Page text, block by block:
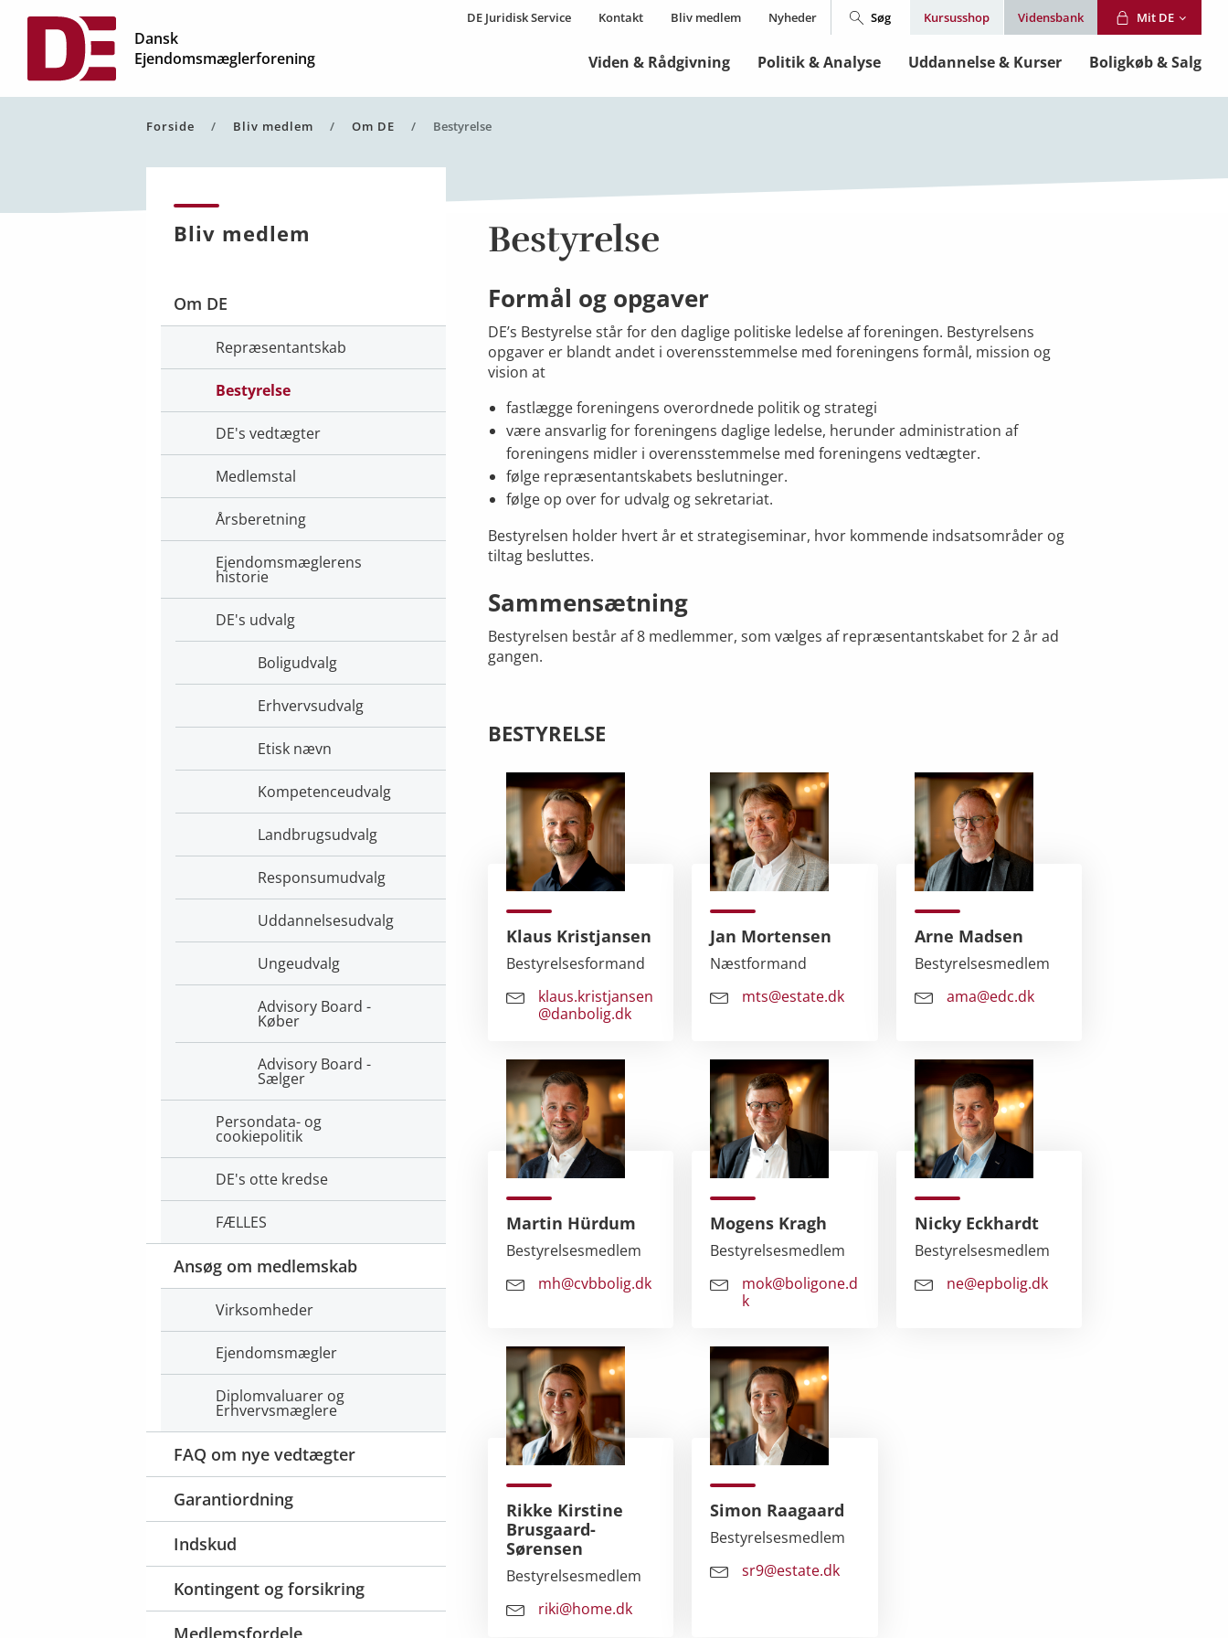
Dansk
Ejendomsmæglerforening
DE Juridisk Service Kontakt Bliv medlem Nyheder Søg Kursusshop Vidensbank Mit DE
Viden & Rådgivning Politik & Analyse Uddannelse & Kurser Boligkøb & Salg
Forside Bliv medlem Om DE Aktuel side:
Bestyrelse
Bliv medlem
Om DE
Repræsentantskab
Bestyrelse
DE's vedtægter
Medlemstal
Årsberetning
Ejendomsmæglerens
historie
DE's udvalg
Boligudvalg
Erhvervsudvalg
Etisk nævn
Kompetenceudvalg
Landbrugsudvalg
Responsumudvalg
Uddannelsesudvalg
Ungeudvalg
Advisory Board -
Køber
Advisory Board -
Sælger
Persondata- og
cookiepolitik
DE's otte kredse
FÆLLES
Ansøg om medlemskab
Virksomheder
Ejendomsmægler
Diplomvaluarer og
Erhvervsmæglere
FAQ om nye vedtægter
Garantiordning
Indskud
Kontingent og forsikring
Medlemsfordele
Bestyrelse
Formål og opgaver
DE’s Bestyrelse står for den daglige politiske ledelse af foreningen. Bestyrelsens
opgaver er blandt andet i overensstemmelse med foreningens formål, mission og
vision at
fastlægge foreningens overordnede politik og strategi
være ansvarlig for foreningens daglige ledelse, herunder administration af
foreningens midler i overensstemmelse med foreningens vedtægter.
følge repræsentantskabets beslutninger.
følge op over for udvalg og sekretariat.
Bestyrelsen holder hvert år et strategiseminar, hvor kommende indsatsområder og
tiltag besluttes.
Sammensætning
Bestyrelsen består af 8 medlemmer, som vælges af repræsentantskabet for 2 år ad
gangen.
BESTYRELSE
Klaus Kristjansen
Bestyrelsesformand
klaus.kristjansen
@danbolig.dk
Jan Mortensen
Næstformand
mts@estate.dk
Arne Madsen
Bestyrelsesmedlem
ama@edc.dk
Martin Hürdum
Bestyrelsesmedlem
mh@cvbbolig.dk
Mogens Kragh
Bestyrelsesmedlem
mok@boligone.d
k
Nicky Eckhardt
Bestyrelsesmedlem
ne@epbolig.dk
Rikke Kirstine
Brusgaard-
Sørensen
Bestyrelsesmedlem
riki@home.dk
Simon Raagaard
Bestyrelsesmedlem
sr9@estate.dk